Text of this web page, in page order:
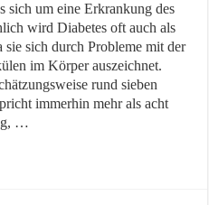
sich um eine Erkrankung des
wird Diabetes oft auch als
sich durch Probleme mit der
im Körper auszeichnet.
rund sieben
immerhin mehr als acht
…